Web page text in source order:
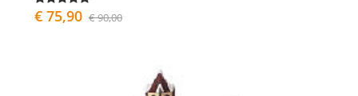
€ 75,90 € 90,00